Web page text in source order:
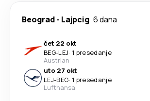
Beograd- Lajpcig 6 dana
čet 22 okt
BEG-LEJ· 1 presedanje
Austrian
uto 27 okt
LEJ-BEG· 1 presedanje
Lufthansa